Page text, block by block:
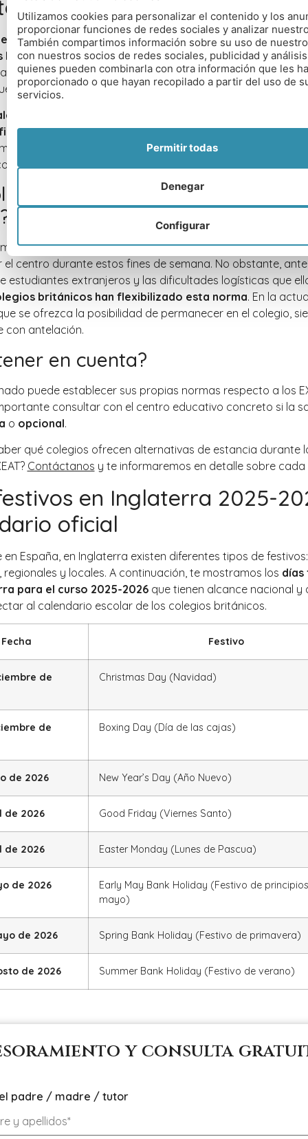
británicos?
semana EXEATforman parte del calendario habitual en
británicos, y están diseñados para que los alumnos
unos días con sus familias. También permiten que el
en muchos casos reside dentro del campus, pueda
escolar en Inglaterra 2025-2026
de semana EXEAT, distribuidos estratégicamente: uno
del trimestre y otro hacia la mitad de la segunda
aproximadamente con cada cuarto del trimestre.
salir del internado
todos los alumnos —incluidos los internacionales—
centro durante estos fines de semana. No obstante,
estudiantes extranjeros y las dificultades logísticas que
británicos han flexibilizado esta norma. En la
se ofrezca la posibilidad de permanecer en el colegio,
con antelación.
en cuenta?
puede establecer sus propias normas respecto a los
consultar con el centro educativo concreto si la
o opcional.
qué colegios ofrecen alternativas de estancia durante
Contáctanos y te informaremos en detalle sobre cada
en Inglaterra 2025-
oficial
en España, en Inglaterra existen diferentes tipos de festivos:
regionales y locales. A continuación, te mostramos los días
para el curso 2025-2026que tienen alcance nacional y
al calendario escolar de los colegios británicos.
Fecha Festivo
de Christmas Day (Navidad)
de Boxing Day (Día de las cajas)
de 2026 New Year’s Day (Año Nuevo)
de 2026 Good Friday (Viernes Santo)
de 2026 Easter Monday (Lunes de Pascua)
de 2026
Early May Bank Holiday (Festivo de
mayo)
de 2026 Spring Bank Holiday (Festivo de primavera)
de 2026 Summer Bank Holiday (Festivo de verano)
y consulta
padre / madre / tutor
Utilizamos cookies para personalizar el contenido y los
proporcionar funciones de redes sociales y analizar
También compartimos información sobre su uso de
con nuestros socios de redes sociales, publicidad y
quienes pueden combinarla con otra información que les
proporcionado o que hayan recopilado a partir del uso de
servicios.
Configurar
Denegar
Permitir todas